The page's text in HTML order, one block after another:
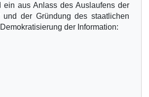
ein aus Anlass des Auslaufens der
der Gründung des staatlichen
der Information: